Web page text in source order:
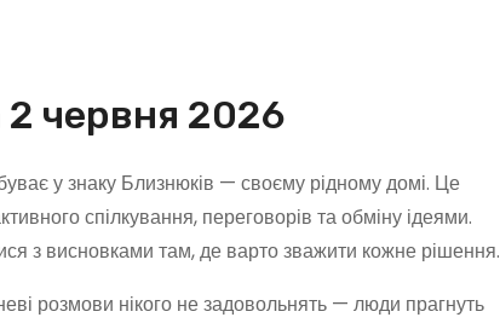
2 червня 2026
у знаку Близнюків — своєму рідному домі. Це
спілкування, переговорів та обміну ідеями.
з висновками там, де варто зважити кожне рішення.
розмови нікого не задовольнять — люди прагнуть